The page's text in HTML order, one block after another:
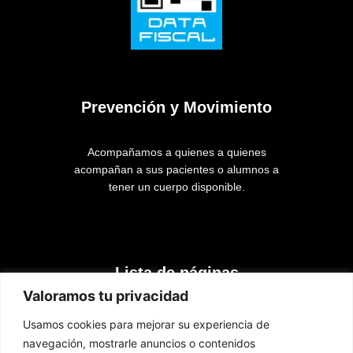
Valoramos tu privacidad
Usamos cookies para mejorar su experiencia de
navegación, mostrarle anuncios o contenidos
Prevención y Movimiento
Acompañamos a quienes a quienes
acompañan a sus pacientes o alumnos a
tener un cuerpo disponible.
Lista de páginas